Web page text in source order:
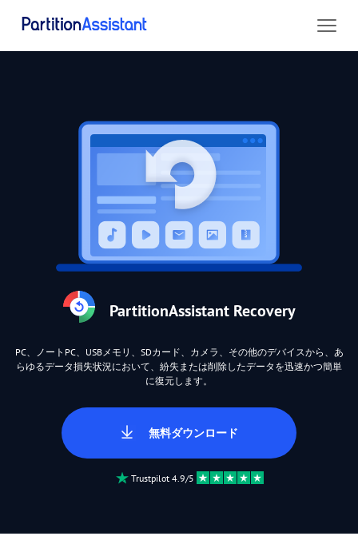
PartitionAssistant Recovery
PC、ノートPC、USBメモリ、SDカード、カメラ、その他のデバイスから、あ
らゆるデータ損失状況において、紛失または削除したデータを迅速かつ簡単
に復元します。
無料ダウンロード
Trustpilot 4.9/5